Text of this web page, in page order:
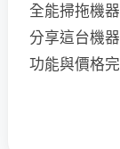
全能掃拖機
分享這台機
功能與價格